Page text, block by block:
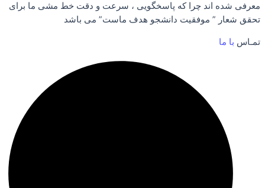
معرفی شده اند چرا که پاسخگویی ، سرعت و دقت خط مشی ما برای
تحقق شعار ” موفقیت دانشجو هدف ماست” می باشد
تمـاس با ما